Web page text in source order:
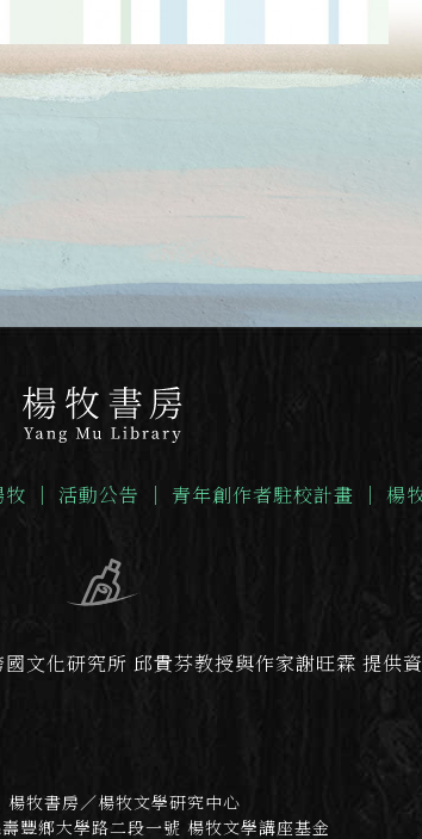
牧 ｜ 活動公告 ｜ 青年創作者駐校計畫 ｜ 楊
文化研究所 邱貴芬教授與作家謝旺霖 提供
牧書房／楊牧文學研究中心
豐鄉大學路二段一號 楊牧文學講座基金